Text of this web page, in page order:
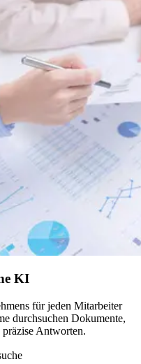
KI
für jeden Mitarbeiter
durchsuchen Dokumente,
Antworten.